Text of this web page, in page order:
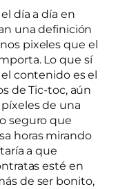
día a día en
una definición
pixeles que el
Lo que sí
contenido es el
de Tic-toc, aún
de una
seguro que
horas mirando
a que
esté en
de ser bonito,